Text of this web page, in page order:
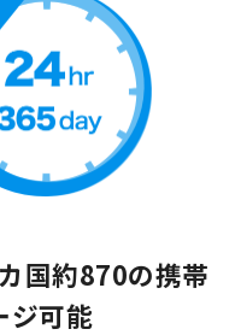
国約870の携帯
ジ可能